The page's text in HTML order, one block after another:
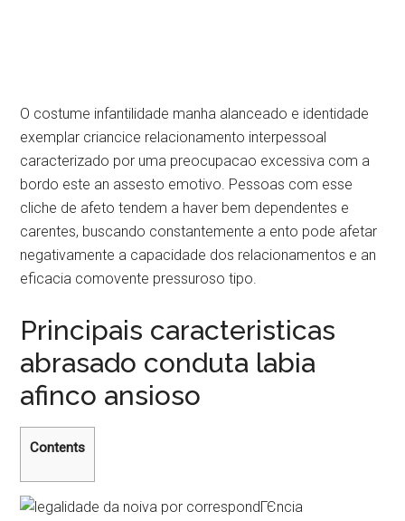
O costume infantilidade manha alanceado e identidade
exemplar criancice relacionamento interpessoal
caracterizado por uma preocupacao excessiva com a
bordo este an assesto emotivo. Pessoas com esse
cliche de afeto tendem a haver bem dependentes e
carentes, buscando constantemente a ento pode afetar
negativamente a capacidade dos relacionamentos e an
eficacia comovente pressuroso tipo.
Principais caracteristicas
abrasado conduta labia
afinco ansioso
Contents